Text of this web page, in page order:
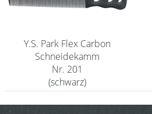
Aktuelle Informationen
Kontakt
Y.S. Park Flex Carbon
Schneidekamm
Nr. 201
(schwarz)